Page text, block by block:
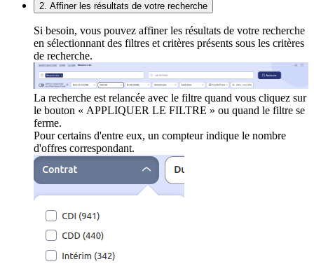
2. Affiner les résultats de votre recherche
Si besoin, vous pouvez affiner les résultats de votre recherche
en sélectionnant des filtres et critères présents sous les critères
de recherche.
La recherche est relancée avec le filtre quand vous cliquez sur
le bouton « APPLIQUER LE FILTRE » ou quand le filtre se
ferme.
Pour certains d'entre eux, un compteur indique le nombre
d'offres correspondant.